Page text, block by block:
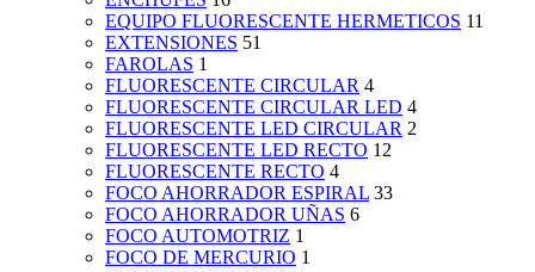
EQUIPO FLUORESCENTE HERMETICOS 11
EXTENSIONES 51
FAROLAS 1
FLUORESCENTE CIRCULAR 4
FLUORESCENTE CIRCULAR LED 4
FLUORESCENTE LED CIRCULAR 2
FLUORESCENTE LED RECTO 12
FLUORESCENTE RECTO 4
FOCO AHORRADOR ESPIRAL 33
FOCO AHORRADOR UÑAS 6
FOCO AUTOMOTRIZ 1
FOCO DE MERCURIO 1